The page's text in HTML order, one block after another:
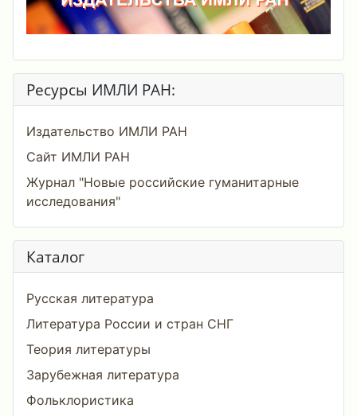
Ресурсы ИМЛИ РАН:
Издательство ИМЛИ РАН
Сайт ИМЛИ РАН
Журнал "Новые российские гуманитарные
исследования"
Каталог
Русская литература
Литература России и стран СНГ
Теория литературы
Зарубежная литература
Фольклористика